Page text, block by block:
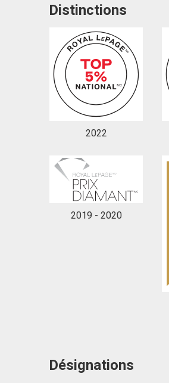
Distinctions
2022
2019 - 2020
Désignations